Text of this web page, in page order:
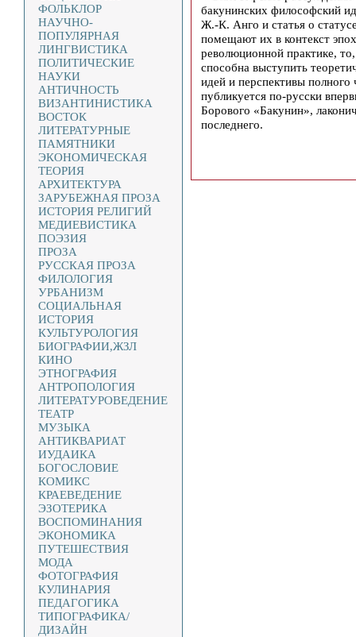
ФОЛЬКЛОР
НАУЧНО-
ПОПУЛЯРНАЯ
ЛИНГВИСТИКА
ПОЛИТИЧЕСКИЕ
НАУКИ
АНТИЧНОСТЬ
ВИЗАНТИНИСТИКА
ВОСТОК
ЛИТЕРАТУРНЫЕ
ПАМЯТНИКИ
ЭКОНОМИЧЕСКАЯ
ТЕОРИЯ
АРХИТЕКТУРА
ЗАРУБЕЖНАЯ ПРОЗА
ИСТОРИЯ РЕЛИГИЙ
МЕДИЕВИСТИКА
ПОЭЗИЯ
ПРОЗА
РУССКАЯ ПРОЗА
ФИЛОЛОГИЯ
УРБАНИЗМ
СОЦИАЛЬНАЯ
ИСТОРИЯ
КУЛЬТУРОЛОГИЯ
БИОГРАФИИ,ЖЗЛ
КИНО
ЭТНОГРАФИЯ
АНТРОПОЛОГИЯ
ЛИТЕРАТУРОВЕДЕНИЕ
ТЕАТР
МУЗЫКА
АНТИКВАРИАТ
ИУДАИКА
БОГОСЛОВИЕ
КОМИКС
КРАЕВЕДЕНИЕ
ЭЗОТЕРИКА
ВОСПОМИНАНИЯ
ЭКОНОМИКА
ПУТЕШЕСТВИЯ
МОДА
ФОТОГРАФИЯ
КУЛИНАРИЯ
ПЕДАГОГИКА
ТИПОГРАФИКА/
ДИЗАЙН
бакунинских философский
Ж.-К. Анго и статья о
помещают их в контекст
революционной практике,
способна выступить
идей и перспективы
публикуется по-русски
Борового «Бакунин»,
последнего.